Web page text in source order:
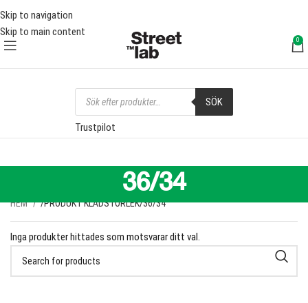
Skip to navigation
Skip to main content
0
SÖK
Trustpilot
36/34
HEM PRODUKT KLÄDSTORLEK 36/34
Inga produkter hittades som motsvarar ditt val.